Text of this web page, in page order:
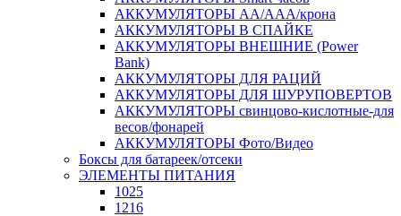
АККУМУЛЯТОРЫ АА/ААА/крона
АККУМУЛЯТОРЫ В СПАЙКЕ
АККУМУЛЯТОРЫ ВНЕШНИЕ (Power
Bank)
АККУМУЛЯТОРЫ ДЛЯ РАЦИЙ
АККУМУЛЯТОРЫ ДЛЯ ШУРУПОВЕРТОВ
АККУМУЛЯТОРЫ свинцово-кислотные-для
весов/фонарей
АККУМУЛЯТОРЫ Фото/Видео
Боксы для батареек/отсеки
ЭЛЕМЕНТЫ ПИТАНИЯ
1025
1216